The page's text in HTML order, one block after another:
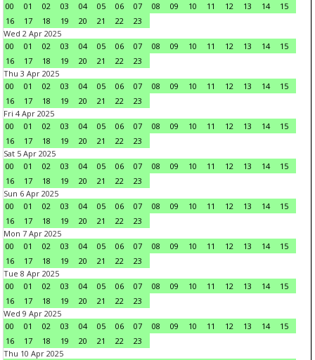
00
01 02 03 04 05 06 07 08 09 10 11 12 13 14
15
16
17 18 19 20 21 22
23
Wed 2 Apr 2025
00
01 02 03 04 05 06 07 08 09 10 11 12 13 14
15
16
17 18 19 20 21 22
23
Thu 3 Apr 2025
00
01 02 03 04 05 06 07 08 09 10 11 12 13 14
15
16
17 18 19 20 21 22
23
Fri 4 Apr 2025
00
01 02 03 04 05 06 07 08 09 10 11 12 13 14
15
16
17 18 19 20 21 22
23
Sat 5 Apr 2025
00
01 02 03 04 05 06 07 08 09 10 11 12 13 14
15
16
17 18 19 20 21 22
23
Sun 6 Apr 2025
00
01 02 03 04 05 06 07 08 09 10 11 12 13 14
15
16
17 18 19 20 21 22
23
Mon 7 Apr 2025
00
01 02 03 04 05 06 07 08 09 10 11 12 13 14
15
16
17 18 19 20 21 22
23
Tue 8 Apr 2025
00
01 02 03 04 05 06 07 08 09 10 11 12 13 14
15
16
17 18 19 20 21 22
23
Wed 9 Apr 2025
00
01 02 03 04 05 06 07 08 09 10 11 12 13 14
15
16
17 18 19 20 21 22
23
Thu 10 Apr 2025